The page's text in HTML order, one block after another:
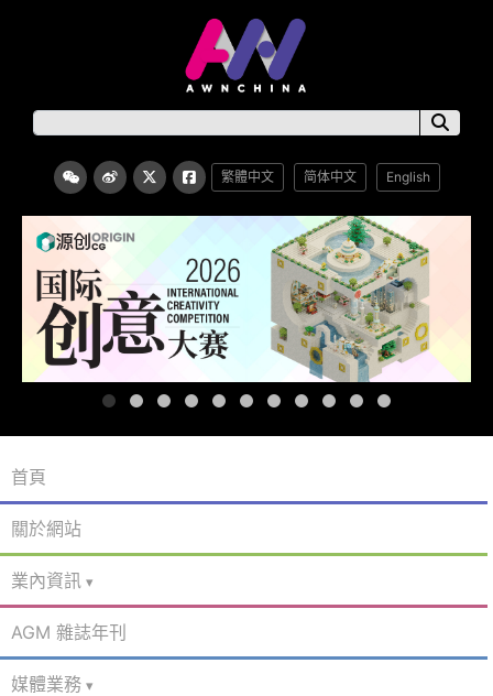
繁體中文 简体中文 English
首頁
關於網站
業內資訊
AGM 雜誌年刊
媒體業務